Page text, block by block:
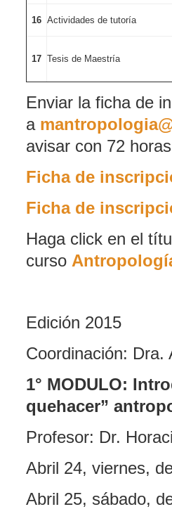
16 Actividades de tutoría
17 Tesis de Maestría
Enviar la ficha de
a
avisar con 72
Ficha de
Ficha de
Haga click en el
curso
Edición 2015
Coordinación: Dra.
1° MODULO:
quehacer”
Profesor: Dr.
Abril 24, viernes,
Abril 25, sábado,